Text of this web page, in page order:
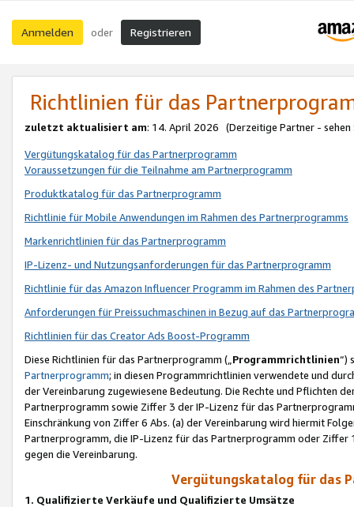
Anmelden oder Registrieren
Richtlinien für das
zuletzt aktualisiert am: 14. April 2026 (Derzeitige Partner - sehen
Vergütungskatalog für das Partnerprogramm
Voraussetzungen für die Teilnahme am Partnerprogramm
Produktkatalog für das Partnerprogramm
Richtlinie für Mobile Anwendungen im Rahmen des Partnerprogramms
Markenrichtlinien für das Partnerprogramm
IP-Lizenz- und Nutzungsanforderungen für das Partnerprogramm
Richtlinie für das Amazon Influencer Programm im Rahmen des
Anforderungen für Preissuchmaschinen in Bezug auf das
Richtlinien für das Creator Ads Boost-Programm
Diese Richtlinien für das Partnerprogramm („Programmrichtlinien“)
Partnerprogramm; in diesen Programmrichtlinien verwendete und
der Vereinbarung zugewiesene Bedeutung. Die Rechte und Pflichten
Partnerprogramm sowie Ziffer 3 der IP-Lizenz für das
Einschränkung von Ziffer 6 Abs. (a) der Vereinbarung wird hiermit
Partnerprogramm, die IP-Lizenz für das Partnerprogramm oder
gegen die Vereinbarung.
Vergütungskatalog für das
1. Qualifizierte Verkäufe und Qualifizierte Umsätze